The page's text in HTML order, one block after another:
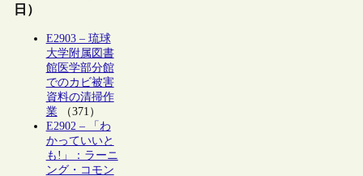
日）
E2903 – 琉球
大学附属図書
館医学部分館
でのカビ被害
資料の清掃作
業（371）
E2902 – 「わ
かっていいと
も!」：ラーニ
ング・コモン